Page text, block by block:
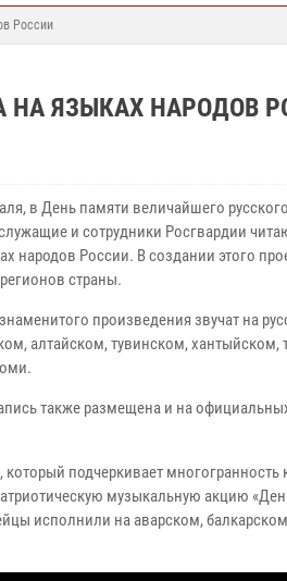
России
ЯЗЫКАХ НАРОДОВ
в День памяти величайшего
и сотрудники Росгвардии
народов России. В создании этого
страны.
произведения звучат на
алтайском, тувинском, хантыйском,
также размещена и на
подчеркивает многогранность
музыкальную акцию
исполнили на аварском,